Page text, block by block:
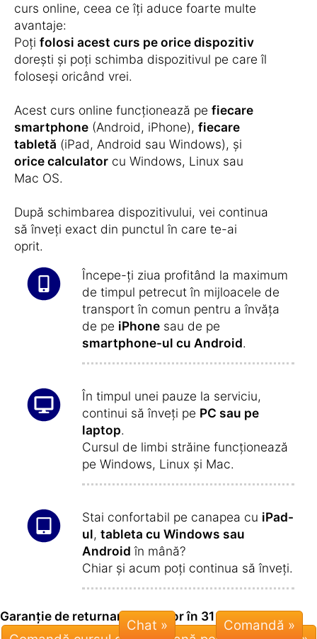
curs online, ceea ce îți aduce foarte multe
avantaje:
Poți folosi acest curs pe orice dispozitiv
dorești și poți schimba dispozitivul pe care îl
foloseși oricând vrei.
Acest curs online funcționează pe fiecare
smartphone (Android, iPhone), fiecare
tabletă (iPad, Android sau Windows), și
orice calculator cu Windows, Linux sau
Mac OS.
După schimbarea dispozitivului, vei continua
să înveți exact din punctul în care te-ai
oprit.
Începe-ți ziua profitând la maximum
de timpul petrecut în mijloacele de
transport în comun pentru a învăța
de pe iPhone sau de pe
smartphone-ul cu Android.
În timpul unei pauze la serviciu,
continui să înveți pe PC sau pe
laptop.
Cursul de limbi străine funcționează
pe Windows, Linux și Mac.
Stai confortabil pe canapea cu iPad-
ul, tableta cu Windows sau
Android în mână?
Chiar și acum poți continua să înveți.
Garanție de returnare a banilor în 31 de zile:
Chat »